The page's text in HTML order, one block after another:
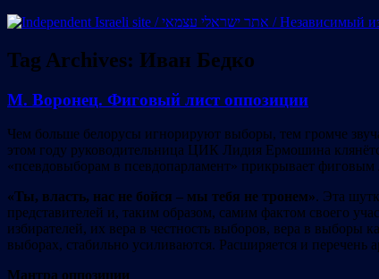
Tag Archives: Иван Бедко
М. Воронец. Фиговый лист оппозиции
Чем больше белорусы игнорируют выборы, тем громче
этом году руководительница ЦИК Лидия Ермошина
«псевдовыборам в псевдопарламент» прикрывает фиговым
«Ты, власть, нас не бойся – мы тебя не тронем». Эта
представителей и, таким образом, самим фактом своего
избирателей, их вера в честность выборов, вера в выборы
выборах, стабильно усиливаются. Расширяется и перечень
Мантра оппозиции